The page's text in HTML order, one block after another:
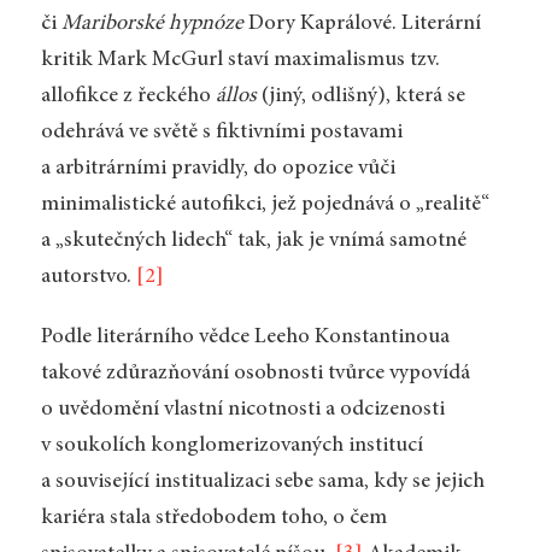
či Mariborské hypnózeDory Kaprálové. Literární
kritik Mark McGurl staví maximalismus tzv.
allofikce z řeckého állos(jiný, odlišný), která se
odehrává ve světě s fiktivními postavami
a arbitrárními pravidly, do opozice vůči
minimalistické autofikci, jež pojednává o „realitě“
a „skutečných lidech“ tak, jak je vnímá samotné
autorstvo.
[2]
Podle literárního vědce Leeho Konstantinoua
takové zdůrazňování osobnosti tvůrce vypovídá
o uvědomění vlastní nicotnosti a odcizenosti
v soukolích konglomerizovaných institucí
a související institualizaci sebe sama, kdy se jejich
kariéra stala středobodem toho, o čem